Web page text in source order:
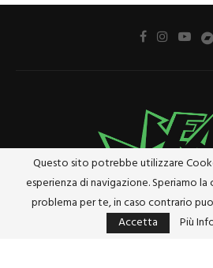
Cookie Policy
Questo sito potrebbe utilizzare
esperienza di navigazione. Speriamo la
problema per te, in caso contrario
Accetta
Più